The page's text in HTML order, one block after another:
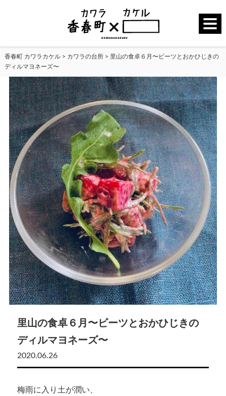
香春町 カワラカケル> カワラの台所> 里山の食卓６月〜ビーツとおかひじきの
ディルマヨネーズ〜
里山の食卓６月〜ビーツとおかひじきの
ディルマヨネーズ〜
2020.06.26
梅雨に入り土が潤い、